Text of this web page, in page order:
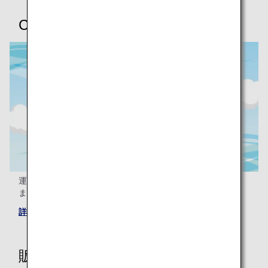
CO₂排出量削減
運航の工夫によるCO₂排出の削減量をわかりやすくご紹介し
ます。
詳しくはこちら
販売グッズ